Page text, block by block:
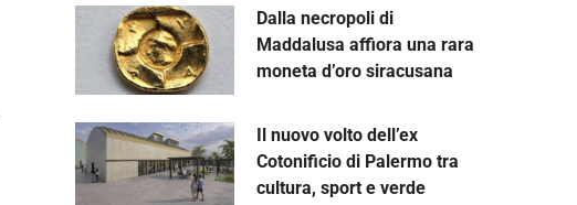
Dalla necropoli di
Maddalusa affiora una rara
moneta d’oro siracusana
Il nuovo volto dell’ex
Cotonificio di Palermo tra
cultura, sport e verde